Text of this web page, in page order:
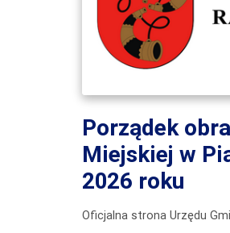
Porządek
Miejskiej w
2026 roku
Oficjalna strona Urzędu